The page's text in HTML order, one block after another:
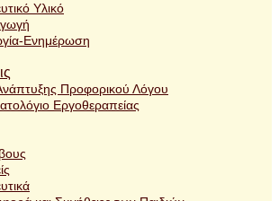
Υλικό
Ενημέρωση
Προφορικού Λόγου
Εργοθεραπείας